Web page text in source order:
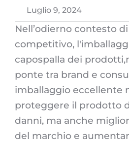
Luglio 9, 2024
Nell’odierno contesto
competitivo,
capospalla dei
ponte tra brand e
imballaggio eccellente
proteggere il prodotto
danni, ma anche
del marchio e